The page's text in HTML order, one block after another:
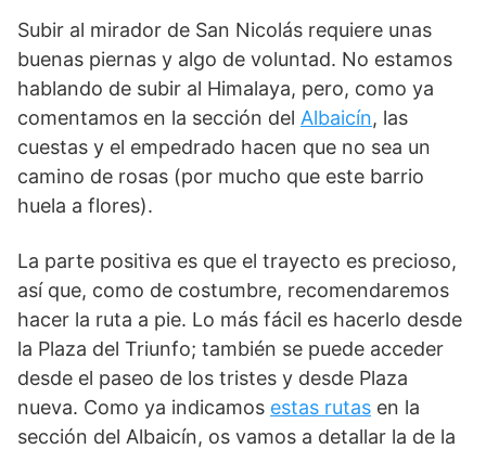
Subir al mirador de San Nicolás requiere unas
buenas piernas y algo de voluntad. No estamos
hablando de subir al Himalaya, pero, como ya
comentamos en la sección del Albaicín, las
cuestas y el empedrado hacen que no sea un
camino de rosas (por mucho que este barrio
huela a flores).
La parte positiva es que el trayecto es precioso,
así que, como de costumbre, recomendaremos
hacer la ruta a pie. Lo más fácil es hacerlo desde
la Plaza del Triunfo; también se puede acceder
desde el paseo de los tristes y desde Plaza
nueva. Como ya indicamos estas rutas en la
sección del Albaicín, os vamos a detallar la de la